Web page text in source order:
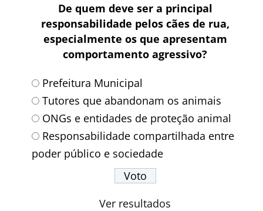
De quem deve ser a principal
responsabilidade pelos cães de rua,
especialmente os que apresentam
comportamento agressivo?
Prefeitura Municipal
Tutores que abandonam os animais
ONGs e entidades de proteção animal
Responsabilidade compartilhada entre
poder público e sociedade
Ver resultados